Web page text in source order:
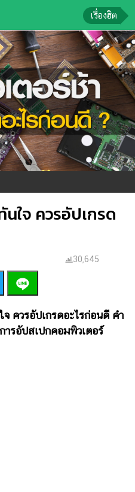
เรื่องฮิต
ใจ ควรอัปเกรด
30,645
วรอัปเกรดอะไรก่อนดี คำ
ารอัปสเปกคอมพิวเตอร์